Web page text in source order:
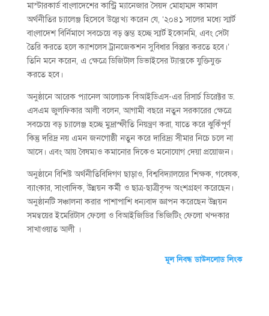
মাস্টারকার্ড বাংলাদেশের কান্ট্রি ম্যানেজার সৈয়দ মোহাম্মদ কামাল
অর্থনীতির চ্যালেঞ্জ হিসেবে উল্লেখ্য করেন যে, ‘২০৪১ সালের মধ্যে স্মার্ট
বাংলাদেশ বির্নিমাণে সবচেয়ে বড় স্তম্ভ হচ্ছে স্মার্ট ইকোনমি, এবং সেটা
তৈরি করতে হলে ক্যাশলেস ট্রানজেকশন সুবিধার বিস্তার করতে হবে।’
তিনি মনে করেন, এ ক্ষেত্রে ডিজিটাল ডিভাইসের ট্যাক্সকে যুক্তিযুক্ত
করতে হবে।
অনুষ্ঠানে আরেক প্যানেল আলোচক বিআইডিএস-এর রিসার্চ ডিরেক্টর ড.
এসএম জুলফিকার আলী বলেন, আগামী বছরে নতুন সরকারের ক্ষেত্রে
সবচেয়ে বড় চ্যালেঞ্জ হচ্ছে মুদ্রাস্ফীতি নিয়ন্ত্রণ করা, যাতে করে ঝুকিঁপূর্ণ
কিন্তু দরিদ্র নয় এমন জনগোষ্ঠী নতুন করে দারিদ্র্য সীমার নিচে চলে না
আসে। এবং আয় বৈষম্যও কমানোর দিকেও মনোযোগ দেয়া প্রয়োজন।
অনুষ্ঠানে বিশিষ্ট অর্থনীতিবিদিগণ ছাড়াও, বিশ্ববিদ্যালয়ের শিক্ষক, গবেষক,
ব্যাংকার, সাংবাদিক, উন্নয়ন কর্মী ও ছাত্র-ছাত্রীবৃন্দ অংশগ্রহণ করেছেন।
অনুষ্ঠানটি সঞ্চালনা করার পাশাপাশি ধন্যবাদ জ্ঞাপন করেছেন উন্নয়ন
সমন্বয়ের ইমেরিটাস ফেলো ও বিআইজিডির ভিজিটিং ফেলো খন্দকার
সাখাওয়াত আলী ।
মূল নিবন্ধ ডাউনলোড লিংক